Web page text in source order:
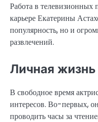
Работа в телевизионных
карьере Екатерины
популярность, но и
развлечений.
Личная жизнь
В свободное время
интересов. Во-первых,
проводить часы за